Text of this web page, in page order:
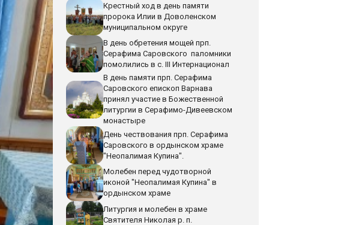
Крестный ход в день памяти
пророка Илии в Доволенском
муниципальном округе
В день обретения мощей прп.
Серафима Саровского паломники
помолились в с. III Интернационал
В день памяти прп. Серафима
Саровского епископ Варнава
принял участие в Божественной
литургии в Серафимо-Дивеевском
монастыре
День чествования прп. Серафима
Саровского в ордынском храме
"Неопалимая Купина".
Молебен перед чудотворной
иконой "Неопалимая Купина" в
ордынском храме
Литургия и молебен в храме
Святителя Николая р. п.